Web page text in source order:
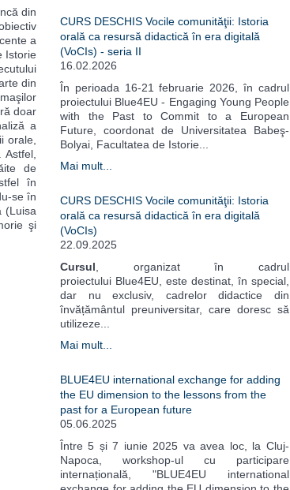
din
a
Istorie
din
doar
a
orale,
Astfel,
de
în
se în
(Luisa
şi
CURS DESCHIS Vocile comunităţii: Istoria
orală ca resursă didactică în era digitală
(VoCIs) - seria II
16.02.2026
În perioada 16-21 februarie 2026, în cadrul
proiectului Blue4EU - Engaging Young People
with the Past to Commit to a European
Future, coordonat de Universitatea Babeş-
Bolyai, Facultatea de Istorie...
Mai mult...
CURS DESCHIS Vocile comunităţii: Istoria
orală ca resursă didactică în era digitală
(VoCIs)
22.09.2025
Cursul
, organizat în cadrul
proiectului Blue4EU, este destinat, în special,
dar nu exclusiv, cadrelor didactice din
învățământul preuniversitar, care doresc să
utilizeze...
Mai mult...
BLUE4EU international exchange for adding
the EU dimension to the lessons from the
past for a European future
05.06.2025
Între 5 și 7 iunie 2025 va avea loc, la Cluj-
Napoca, workshop-ul cu participare
internațională, "BLUE4EU international